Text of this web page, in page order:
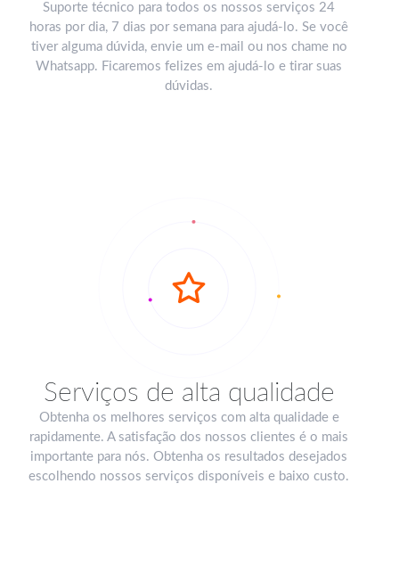
Suporte técnico para todos os nossos serviços 24
horas por dia, 7 dias por semana para ajudá-lo. Se você
tiver alguma dúvida, envie um e-mail ou nos chame no
Whatsapp. Ficaremos felizes em ajudá-lo e tirar suas
dúvidas.
Serviços de alta qualidade
Obtenha os melhores serviços com alta qualidade e
rapidamente. A satisfação dos nossos clientes é o mais
importante para nós. Obtenha os resultados desejados
escolhendo nossos serviços disponíveis e baixo custo.